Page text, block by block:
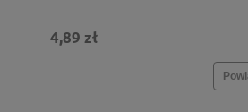
4,89 zł